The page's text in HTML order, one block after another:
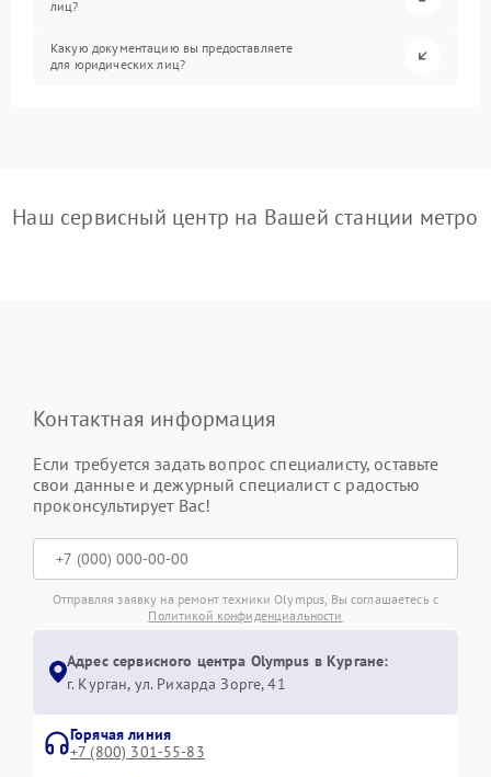
лиц?
Какую документацию вы предоставляете
для юридических лиц?
Наш сервисный центр на Вашей станции метро
Контактная информация
Если требуется задать вопрос специалисту, оставьте
свои данные и дежурный специалист с радостью
проконсультирует Вас!
Отправляя заявку на ремонт техники Olympus, Вы соглашаетесь с
Политикой конфиденциальности
Адрес сервисного центра Olympus в Кургане:
г. Курган, ул. Рихарда Зорге, 41
Горячая линия
+7 (800) 301-55-83